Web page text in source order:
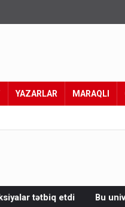
YAZARLAR MARAQLI
Bu universitetlərin tələbələri